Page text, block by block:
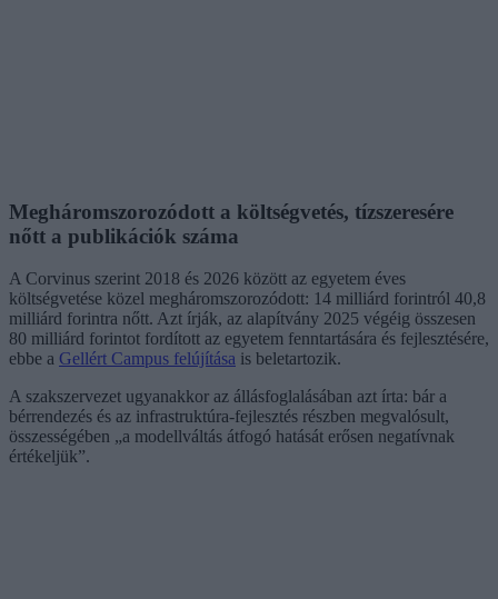
Megháromszorozódott a költségvetés, tízszeresére
nőtt a publikációk száma
A Corvinus szerint 2018 és 2026 között az egyetem éves
költségvetése közel megháromszorozódott: 14 milliárd forintról 40,8
milliárd forintra nőtt. Azt írják, az alapítvány 2025 végéig összesen
80 milliárd forintot fordított az egyetem fenntartására és fejlesztésére,
ebbe a Gellért Campus felújítása is beletartozik.
A szakszervezet ugyanakkor az állásfoglalásában azt írta: bár a
bérrendezés és az infrastruktúra-fejlesztés részben megvalósult,
összességében „a modellváltás átfogó hatását erősen negatívnak
értékeljük”.